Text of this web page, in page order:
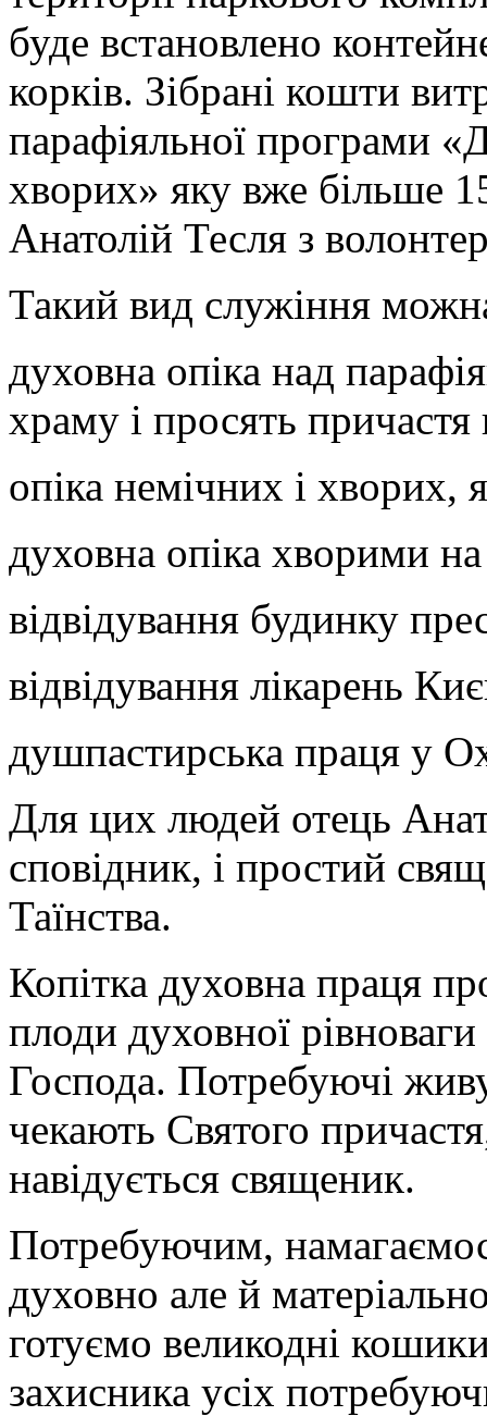
буде встановлено
корків. Зібрані кошти
парафіяльної програми
хворих» яку вже більше
Анатолій Тесля з
Такий вид служіння
духовна опіка над
храму і просять
опіка немічних і хворих,
духовна опіка хворими
відвідування будинку
відвідування лікарень
душпастирська праця у
Для цих людей отець
сповідник, і простий
Таїнства.
Копітка духовна праця
плоди духовної
Господа. Потребуючі
чекають Святого
навідується священик.
Потребуючим,
духовно але й
готуємо великодні
захисника усіх